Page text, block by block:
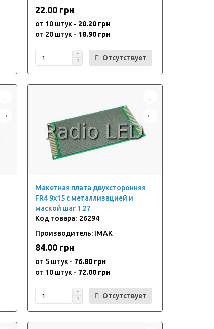
22.00 грн
от 10 штук - 20.20 грн
от 20 штук - 18.90 грн
Отсутствует
Макетная плата двухсторонняя
FR4 9x15 с металлизацией и
маской шаг 1.27
26294
Производитель: IMAK
84.00 грн
от 5 штук - 76.80 грн
от 10 штук - 72.00 грн
Отсутствует